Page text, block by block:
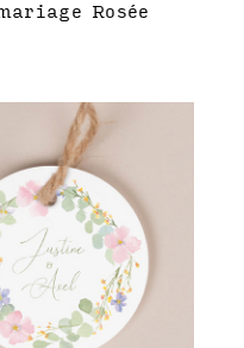
Rosée